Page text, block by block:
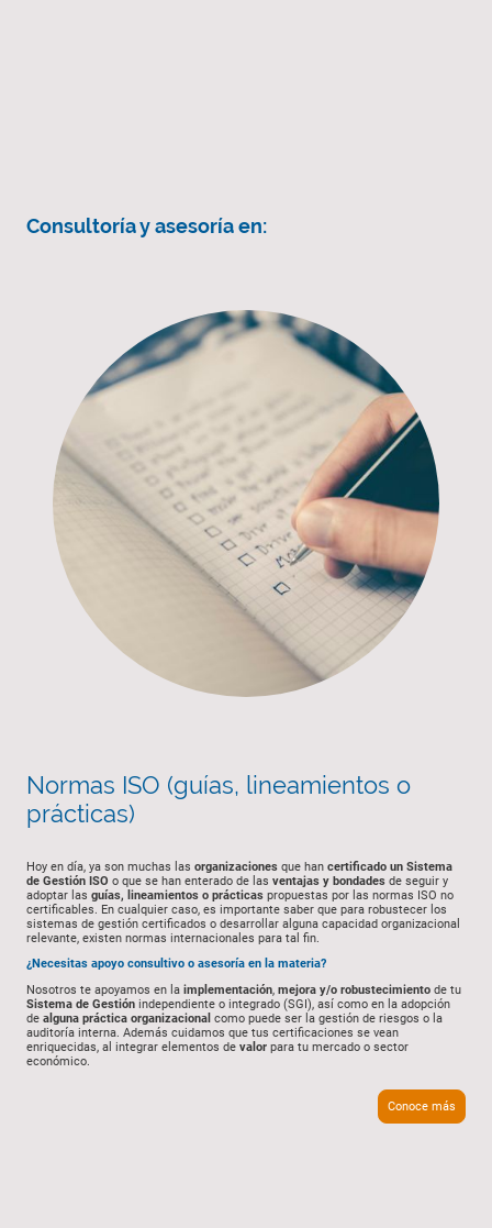
Consultoría y asesoría en:
Normas ISO (guías, lineamientos o
prácticas)
Hoy en día, ya son muchas las organizaciones que han certificado un Sistema
de Gestión ISO o que se han enterado de las ventajas y bondades de seguir y
adoptar las guías, lineamientos o prácticas propuestas por las normas ISO no
certificables. En cualquier caso, es importante saber que para robustecer los
sistemas de gestión certificados o desarrollar alguna capacidad organizacional
relevante, existen normas internacionales para tal fin.
¿Necesitas apoyo consultivo o asesoría en la materia?
Nosotros te apoyamos en la implementación, mejora y/o robustecimiento de tu
Sistema de Gestión independiente o integrado (SGI), así como en la adopción
de alguna práctica organizacional como puede ser la gestión de riesgos o la
auditoría interna. Además cuidamos que tus certificaciones se vean
enriquecidas, al integrar elementos de valor para tu mercado o sector
económico.
Conoce más